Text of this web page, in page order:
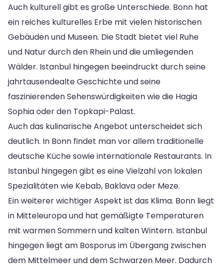
Auch kulturell gibt es große Unterschiede. Bonn hat
ein reiches kulturelles Erbe mit vielen historischen
Gebäuden und Museen. Die Stadt bietet viel Ruhe
und Natur durch den Rhein und die umliegenden
Wälder. Istanbul hingegen beeindruckt durch seine
jahrtausendealte Geschichte und seine
faszinierenden Sehenswürdigkeiten wie die Hagia
Sophia oder den Topkapi-Palast.
Auch das kulinarische Angebot unterscheidet sich
deutlich. In Bonn findet man vor allem traditionelle
deutsche Küche sowie internationale Restaurants. In
Istanbul hingegen gibt es eine Vielzahl von lokalen
Spezialitäten wie Kebab, Baklava oder Meze.
Ein weiterer wichtiger Aspekt ist das Klima. Bonn liegt
in Mitteleuropa und hat gemäßigte Temperaturen
mit warmen Sommern und kalten Wintern. Istanbul
hingegen liegt am Bosporus im Übergang zwischen
dem Mittelmeer und dem Schwarzen Meer. Dadurch